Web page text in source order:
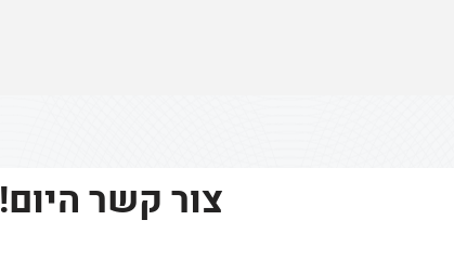
צור קשר היום!